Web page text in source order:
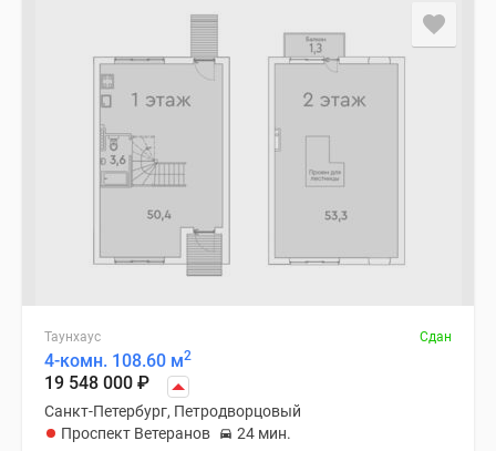
Таунхаус Сдан
4-комн. 108.60 м2
19 548 000 ₽
Санкт-Петербург, Петродворцовый
Проспект Ветеранов
24 мин.